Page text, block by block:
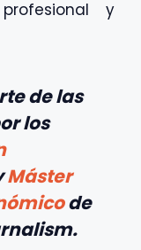
y
de las
los
Máster
de